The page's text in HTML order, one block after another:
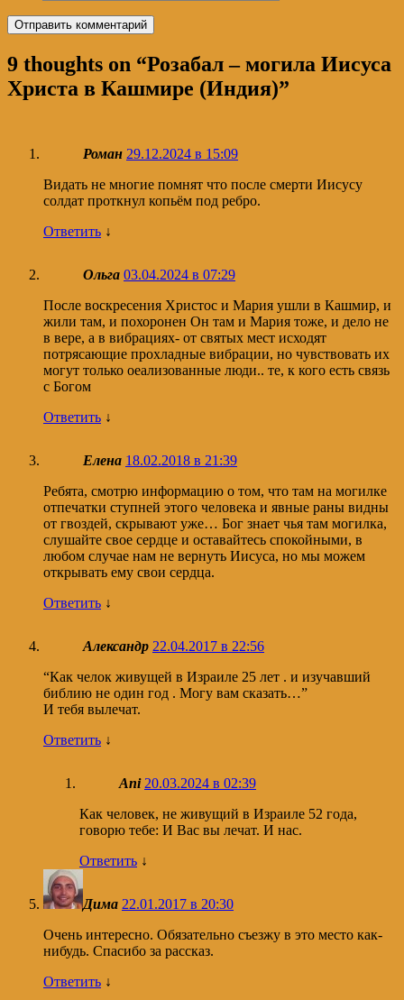
9 thoughts on “Розабал – могила Иисуса
Христа в Кашмире (Индия)”
Роман 29.12.2024 в 15:09
Видать не многие помнят что после смерти Иисусу
солдат проткнул копьём под ребро.
Ответить ↓
Ольга 03.04.2024 в 07:29
После воскресения Христос и Мария ушли в Кашмир, и
жили там, и похоронен Он там и Мария тоже, и дело не
в вере, а в вибрациях- от святых мест исходят
потрясающие прохладные вибрации, но чувствовать их
могут только оеализованные люди.. те, к кого есть связь
с Богом
Ответить ↓
Елена 18.02.2018 в 21:39
Ребята, смотрю информацию о том, что там на могилке
отпечатки ступней этого человека и явные раны видны
от гвоздей, скрывают уже… Бог знает чья там могилка,
слушайте свое сердце и оставайтесь спокойными, в
любом случае нам не вернуть Иисуса, но мы можем
открывать ему свои сердца.
Ответить ↓
Александр 22.04.2017 в 22:56
“Как челок живущей в Израиле 25 лет . и изучавший
библию не один год . Могу вам сказать…”
И тебя вылечат.
Ответить ↓
Ani 20.03.2024 в 02:39
Как человек, не живущий в Израиле 52 года,
говорю тебе: И Вас вы лечат. И нас.
Ответить ↓
Дима 22.01.2017 в 20:30
Очень интересно. Обязательно съезжу в это место как-
нибудь. Спасибо за рассказ.
Ответить ↓